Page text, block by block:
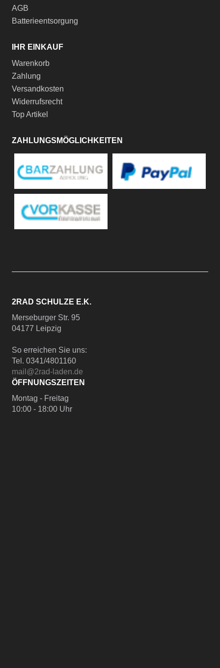
AGB
Batterieentsorgung
IHR EINKAUF
Warenkorb
Zahlung
Versandkosten
Widerrufsrecht
Top Artikel
ZAHLUNGSMÖGLICHKEITEN
2RAD SCHULZE E.K.
Merseburger Str. 95
04177 Leipzig
So erreichen Sie uns:
Tel. 0341/4801160
mail@2rad-laden.de
ÖFFNUNGSZEITEN
Montag - Freitag
10:00 - 18:00 Uhr